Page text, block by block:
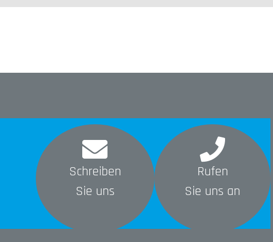
Schreiben
Sie uns
Rufen
Sie uns an